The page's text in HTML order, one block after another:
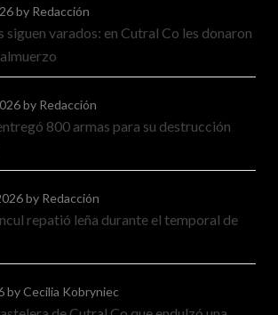
by Redacción
siguen varados: en Cutral Co les donaron
by Redacción
800 armas para su destrucción
by Redacción
repatió leña durante el temporal de
by Cecilia Kobryniec